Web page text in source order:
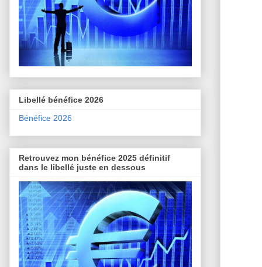
Libellé bénéfice 2026
Bénéfice 2026
Retrouvez mon bénéfice 2025 définitif
dans le libellé juste en dessous